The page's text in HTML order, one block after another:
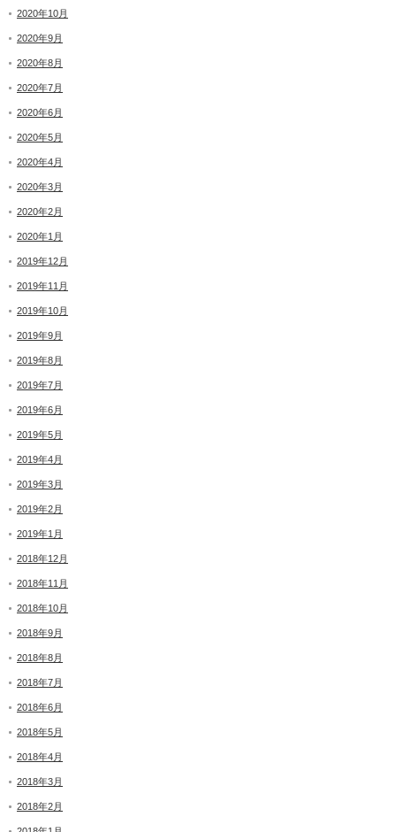
2020年10月
2020年9月
2020年8月
2020年7月
2020年6月
2020年5月
2020年4月
2020年3月
2020年2月
2020年1月
2019年12月
2019年11月
2019年10月
2019年9月
2019年8月
2019年7月
2019年6月
2019年5月
2019年4月
2019年3月
2019年2月
2019年1月
2018年12月
2018年11月
2018年10月
2018年9月
2018年8月
2018年7月
2018年6月
2018年5月
2018年4月
2018年3月
2018年2月